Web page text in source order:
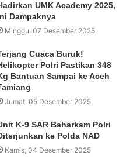
UMK Academy 2025,
Dampaknya
Minggu, 07 Desember 2025
Cuaca Buruk!
Polri Pastikan 348
Bantuan Sampai ke Aceh
Jumat, 05 Desember 2025
K-9 SAR Baharkam Polri
ke Polda NAD
Kamis, 04 Desember 2025